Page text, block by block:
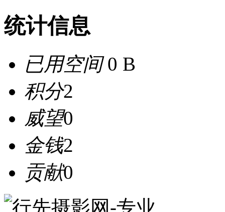
统计信息
已用空间0 B
积分2
威望0
金钱2
贡献0